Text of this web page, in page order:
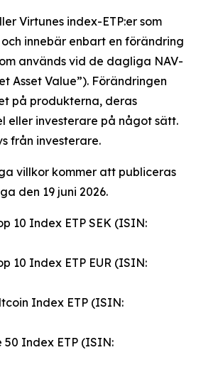
Virtunes index-ETP:er som
innebär enbart en förändring
används vid de dagliga NAV-
Asset Value”). Förändringen
på produkterna, deras
eller investerare på något sätt.
från investerare.
villkor kommer att publiceras
den 19 juni 2026.
10 Index ETP SEK (ISIN:
10 Index ETP EUR (ISIN:
Index ETP (ISIN:
50 Index ETP (ISIN: